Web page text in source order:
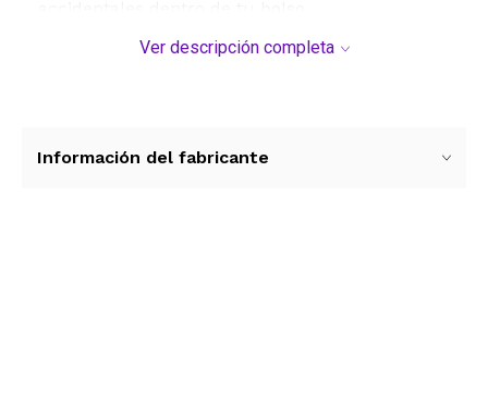
El kit viene completamente equipado para
dispensadora especial que se adapta a la
Ver descripción completa
Información del fabricante